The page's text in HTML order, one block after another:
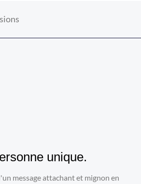
unique.
message attachant et mignon en